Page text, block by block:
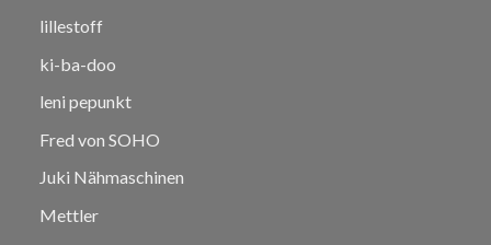
lillestoff
ki-ba-doo
leni pepunkt
Fred von SOHO
Juki Nähmaschinen
Mettler